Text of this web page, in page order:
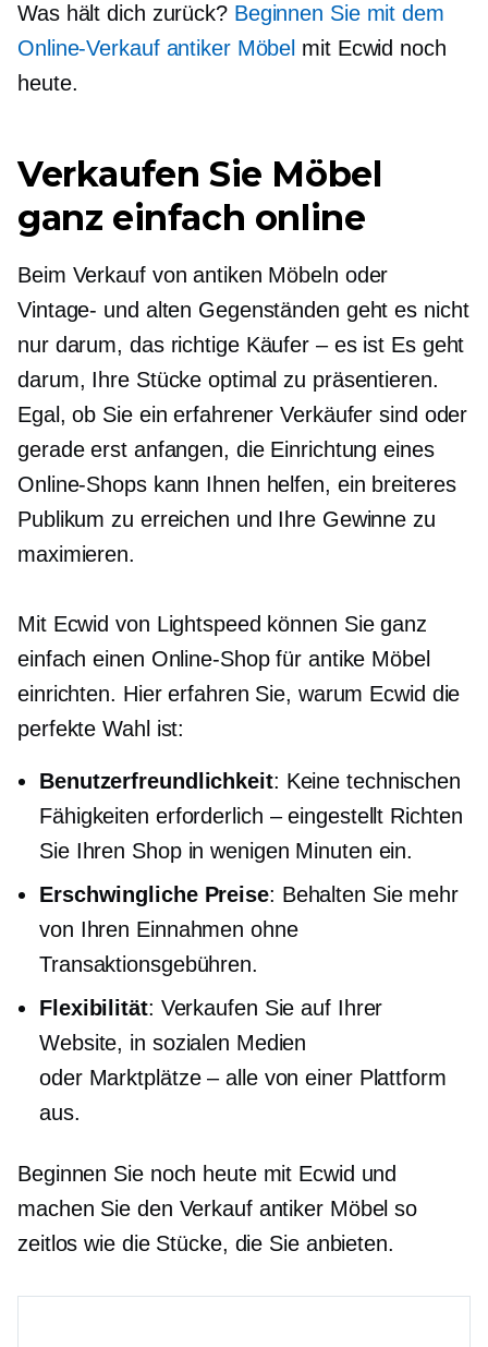
Was hält dich zurück? Beginnen Sie mit dem
Online-Verkauf antiker Möbel mit Ecwid noch
heute.
Verkaufen Sie Möbel
ganz einfach online
Beim Verkauf von antiken Möbeln oder
Vintage- und alten Gegenständen geht es nicht
nur darum, das richtige Käufer – es ist Es geht
darum, Ihre Stücke optimal zu präsentieren.
Egal, ob Sie ein erfahrener Verkäufer sind oder
gerade erst anfangen, die Einrichtung eines
Online-Shops kann Ihnen helfen, ein breiteres
Publikum zu erreichen und Ihre Gewinne zu
maximieren.
Mit Ecwid von Lightspeed können Sie ganz
einfach einen Online-Shop für antike Möbel
einrichten. Hier erfahren Sie, warum Ecwid die
perfekte Wahl ist:
Benutzerfreundlichkeit: Keine technischen
Fähigkeiten erforderlich – eingestellt Richten
Sie Ihren Shop in wenigen Minuten ein.
Erschwingliche Preise: Behalten Sie mehr
von Ihren Einnahmen ohne
Transaktionsgebühren.
Flexibilität: Verkaufen Sie auf Ihrer
Website, in sozialen Medien
oder Marktplätze – allevon einer Plattform
aus.
Beginnen Sie noch heute mit Ecwid und
machen Sie den Verkauf antiker Möbel so
zeitlos wie die Stücke, die Sie anbieten.